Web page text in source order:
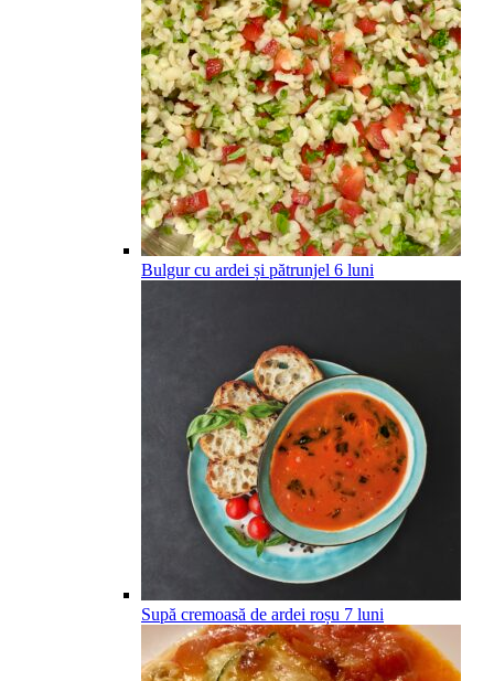
Bulgur cu ardei și pătrunjel 6 luni
Supă cremoasă de ardei roșu 7 luni